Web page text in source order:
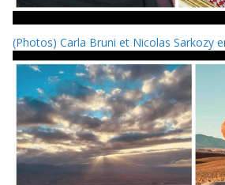
(Photos) Carla Bruni et Nicolas Sarkozy